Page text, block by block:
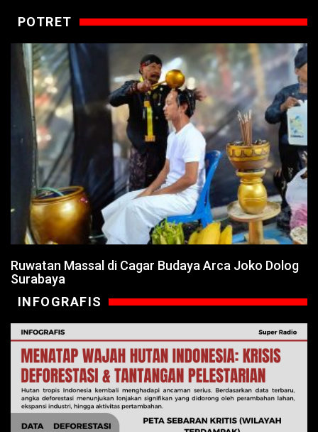
POTRET
Ruwatan Massal di Cagar Budaya Arca Joko Dolog
Surabaya
INFOGRAFIS